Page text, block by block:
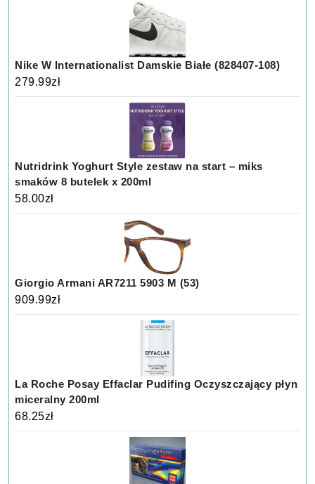
Nike W Internationalist Damskie Białe (828407-108)
279.99zł
Nutridrink Yoghurt Style zestaw na start – miks
smaków 8 butelek x 200ml
58.00zł
Giorgio Armani AR7211 5903 M (53)
909.99zł
La Roche Posay Effaclar Pudifing Oczyszczający płyn
miceralny 200ml
68.25zł